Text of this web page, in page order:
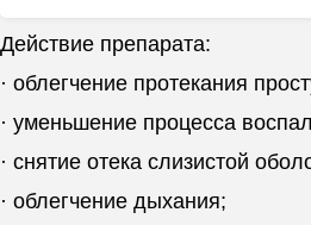
Действие препарата:
· облегчение протекания
· уменьшение процесса
· снятие отека слизистой
· облегчение дыхания;